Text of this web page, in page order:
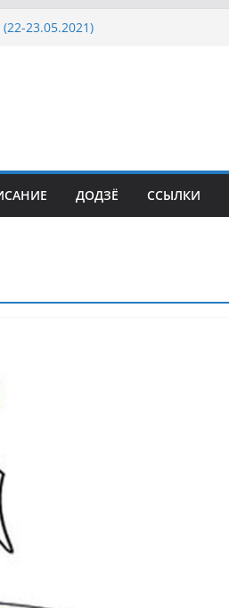
23.05.2021)
ДОДЗЁ ССЫЛКИ